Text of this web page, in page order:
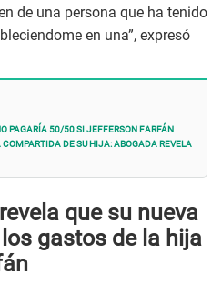
de una persona que ha tenido
en una”, expresó
PAGARÍA 50/50 si Jefferson Farfán
de su hija: Abogada revela
que su nueva
gastos de la hija